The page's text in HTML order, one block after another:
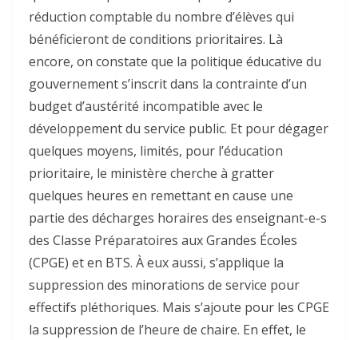
réduction comptable du nombre d’élèves qui
bénéficieront de conditions prioritaires. Là
encore, on constate que la politique éducative du
gouvernement s’inscrit dans la contrainte d’un
budget d’austérité incompatible avec le
développement du service public. Et pour dégager
quelques moyens, limités, pour l’éducation
prioritaire, le ministère cherche à gratter
quelques heures en remettant en cause une
partie des décharges horaires des enseignant-e-s
des Classe Préparatoires aux Grandes Écoles
(CPGE) et en BTS. À eux aussi, s’applique la
suppression des minorations de service pour
effectifs pléthoriques. Mais s’ajoute pour les CPGE
la suppression de l’heure de chaire. En effet, le